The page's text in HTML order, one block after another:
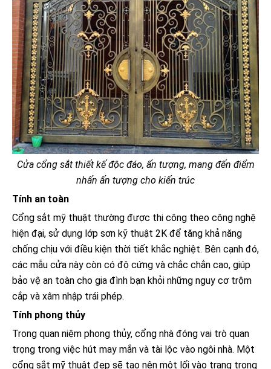
Cửa cổng sắt thiết kế độc đáo, ấn tượng, mang đến điểm
nhấn ấn tượng cho kiến trúc
Tính an toàn
Cổng sắt mỹ thuật thường được thi công theo công nghệ
hiện đại, sử dụng lớp sơn kỹ thuật 2K để tăng khả năng
chống chịu với điều kiện thời tiết khắc nghiệt. Bên cạnh đó,
các mẫu cửa này còn có độ cứng và chắc chắn cao, giúp
bảo vệ an toàn cho gia đình bạn khỏi những nguy cơ trộm
cắp và xâm nhập trái phép.
Tính phong thủy
Trong quan niệm phong thủy, cổng nhà đóng vai trò quan
trọng trong việc hút may mắn và tài lộc vào ngôi nhà. Một
cổng sắt mỹ thuật đẹp sẽ tạo nên một lối vào trang trọng